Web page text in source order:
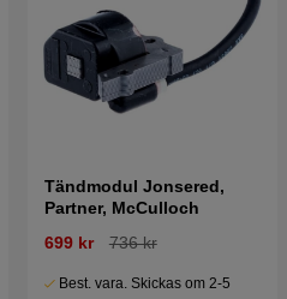
Tändmodul Jonsered,
Partner, McCulloch
699 kr
736 kr
Best. vara. Skickas om 2-5